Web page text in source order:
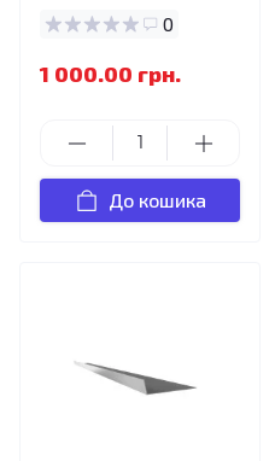
0
1 000.00 грн.
До кошика